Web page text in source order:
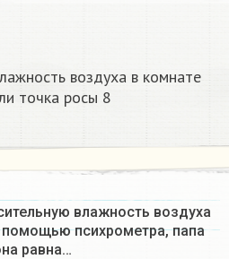
воздуха в комнате
точка росы 8
влажность воздуха
помощью психрометра, папа
равна…